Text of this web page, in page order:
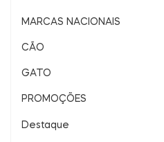
MARCAS NACIONAIS
CÃO
GATO
PROMOÇÕES
Destaque